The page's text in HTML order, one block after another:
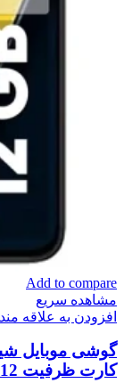
Add to compare
مشاهده سریع
افزودن به علاقه
کارت ظرفیت 512 گیگابایت و رم 12 گیگابایت